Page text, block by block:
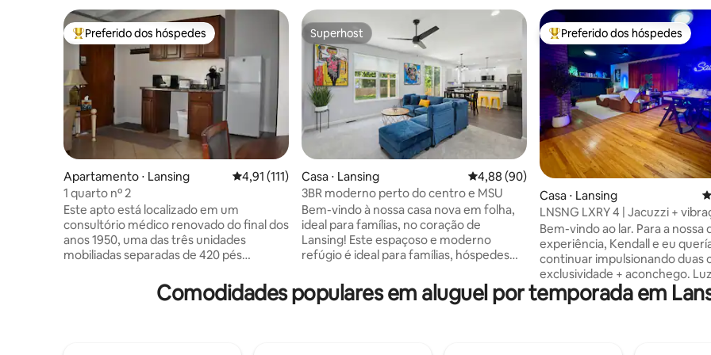
Entre os melhores preferidos dos hóspedes
Preferido dos hóspedes
Apartamento ⋅ Lansing 4,91 de uma avaliação média de 5, 111 avaliações
4,91 (111)
1 quarto nº 2
Este apto está localizado em um
consultório médico renovado do final dos
anos 1950, uma das três unidades
mobiliadas separadas de 420 pés
área agradável de Lansing, a 5 minutos
de carro do centro da cidade e a 7
Superhost
Superhost
Casa ⋅ Lansing 4,88 de uma avaliação média de 5, 90
4,88 (90)
3BR moderno perto do centro e MSU
Bem-vindo à nossa casa nova em folha,
ideal para famílias, no coração de
Lansing! Este espaçoso e moderno
refúgio é ideal para famílias, hóspedes
profissionais da área médica e
trabalhadores remotos. Feito para
Entre os melhores preferidos
Preferido dos hóspedes
Casa ⋅ Lansing
LNSNG LXRY 4 | Jacuzzi +
Bem-vindo ao lar. Para a nossa
experiência, Kendall e eu
continuar impulsionando duas
exclusividade + aconchego. Luzes que
podem definir uma vibe com o
de um botão. Confere Fogo a gás
Comodidades populares em aluguel por temporada em